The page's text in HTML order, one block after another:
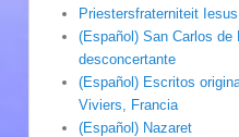
Priestersfraterniteit
(Español) San Carlos de
desconcertante
(Español) Escritos
Viviers, Francia
(Español) Nazaret